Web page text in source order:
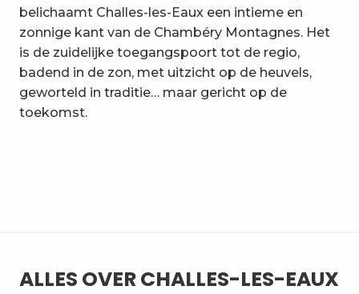
belichaamt Challes-les-Eaux een intieme en
zonnige kant van de Chambéry Montagnes. Het
is de zuidelijke toegangspoort tot de regio,
badend in de zon, met uitzicht op de heuvels,
geworteld in traditie… maar gericht op de
toekomst.
ALLES OVER CHALLES-LES-EAUX